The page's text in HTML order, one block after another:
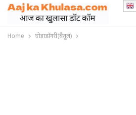
Home घोड़ाडोंगरी(बैतूल)